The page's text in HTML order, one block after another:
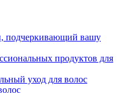
подчеркивающий вашу
продуктов для
уход для волос